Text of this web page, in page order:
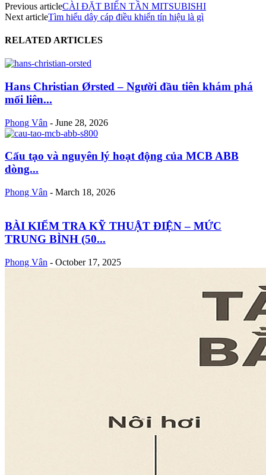
Previous articleCÀI ĐẶT BIẾN TẦN MITSUBISHI
Next articleTìm hiểu dây cáp điều khiển tín hiệu là gì
RELATED ARTICLES
Hans Christian Ørsted – Người đầu tiên khám phá
mối liên...
Phong Vân - June 28, 2026
Cấu tạo và nguyên lý hoạt động của MCB ABB
dòng...
Phong Vân - March 18, 2026
BÀI KIỂM TRA KỸ THUẬT ĐIỆN – MỨC
TRUNG BÌNH (50...
Phong Vân - October 17, 2025